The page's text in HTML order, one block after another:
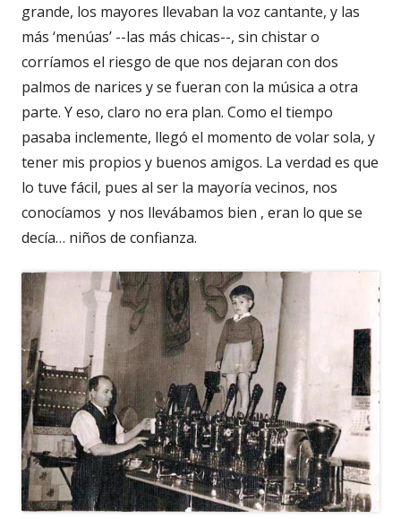
grande, los mayores llevaban la voz cantante, y las
más ‘menúas’ --las más chicas--, sin chistar o
corríamos el riesgo de que nos dejaran con dos
palmos de narices y se fueran con la música a otra
parte. Y eso, claro no era plan. Como el tiempo
pasaba inclemente, llegó el momento de volar sola, y
tener mis propios y buenos amigos. La verdad es que
lo tuve fácil, pues al ser la mayoría vecinos, nos
conocíamos y nos llevábamos bien , eran lo que se
decía… niños de confianza.